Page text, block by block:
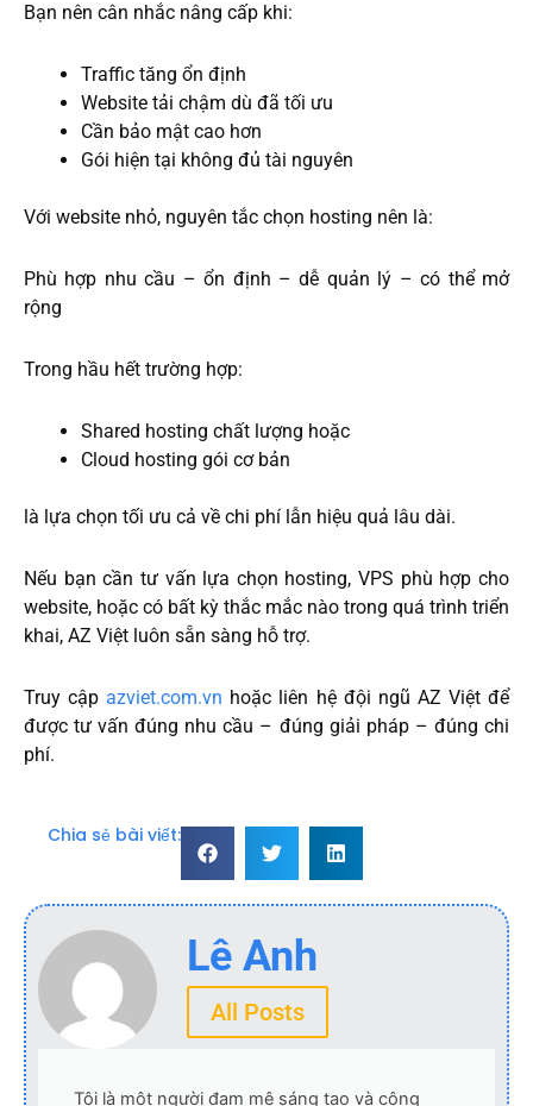
Bạn nên cân nhắc nâng cấp khi:
Traffic tăng ổn định
Website tải chậm dù đã tối ưu
Cần bảo mật cao hơn
Gói hiện tại không đủ tài nguyên
Với website nhỏ, nguyên tắc chọn hosting nên là:
Phù hợp nhu cầu – ổn định – dễ quản lý – có thể mở
rộng
Trong hầu hết trường hợp:
Shared hosting chất lượng hoặc
Cloud hosting gói cơ bản
là lựa chọn tối ưu cả về chi phí lẫn hiệu quả lâu dài.
Nếu bạn cần tư vấn lựa chọn hosting, VPS phù hợp cho
website, hoặc có bất kỳ thắc mắc nào trong quá trình triển
khai, AZ Việt luôn sẵn sàng hỗ trợ.
Truy cập azviet.com.vn hoặc liên hệ đội ngũ AZ Việt để
được tư vấn đúng nhu cầu – đúng giải pháp – đúng chi
phí.
Chia sẻ bài viết:
Lê Anh
All Posts
Tôi là một người đam mê sáng tạo và công